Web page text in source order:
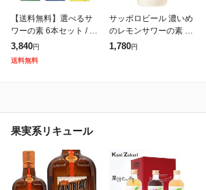
【送料無料】選べるサ
ワーの素 6本セット / 中
埜酒造 チューハイ サワ
ー 割材
3,840円
送料無料
サッポロビール 濃いめ
のレモンサワーの素 1.8
Lペットボトル 返品種
1,780円
果実系リキュール